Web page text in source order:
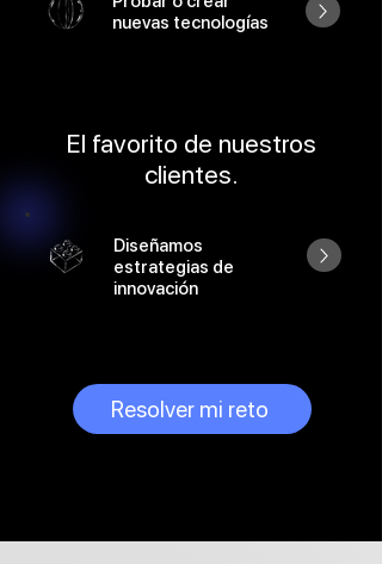
nuevas tecnologías
El favorito de nuestros
clientes.
Diseñamos
estrategias de
innovación
Resolver mi reto